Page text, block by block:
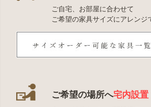
ご自宅、お部屋に合わせて
ご希望の家具サイズにアレンジ
ご希望の場所へ宅内設置